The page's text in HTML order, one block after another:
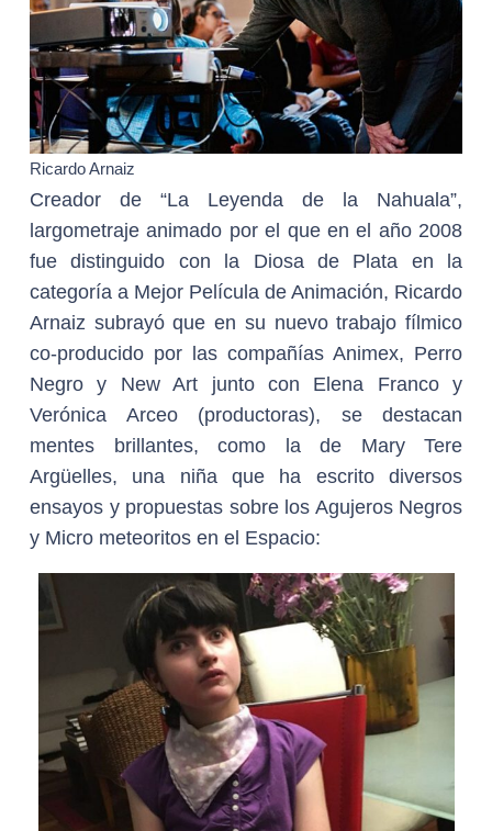
Ricardo Arnaiz
Creador de “La Leyenda de la Nahuala”,
largometraje animado por el que en el año 2008
fue distinguido con la Diosa de Plata en la
categoría a Mejor Película de Animación, Ricardo
Arnaiz subrayó que en su nuevo trabajo fílmico
co-producido por las compañías Animex, Perro
Negro y New Art junto con Elena Franco y
Verónica Arceo (productoras), se destacan
mentes brillantes, como la de Mary Tere
Argüelles, una niña que ha escrito diversos
ensayos y propuestas sobre los Agujeros Negros
y Micro meteoritos en el Espacio: